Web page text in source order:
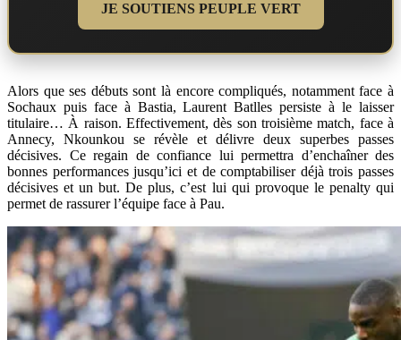
JE SOUTIENS PEUPLE VERT
Alors que ses débuts sont là encore compliqués, notamment face à
Sochaux puis face à Bastia, Laurent Batlles persiste à le laisser
titulaire… À raison. Effectivement, dès son troisième match, face à
Annecy, Nkounkou se révèle et délivre deux superbes passes
décisives. Ce regain de confiance lui permettra d’enchaîner des
bonnes performances jusqu’ici et de comptabiliser déjà trois passes
décisives et un but. De plus, c’est lui qui provoque le penalty qui
permet de rassurer l’équipe face à Pau.